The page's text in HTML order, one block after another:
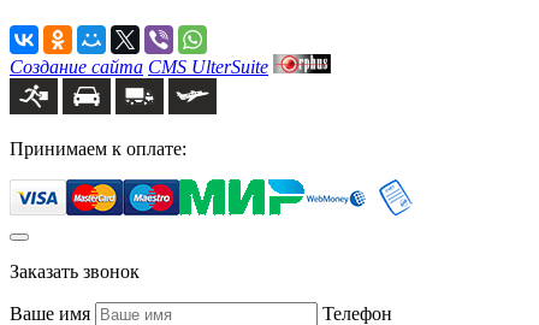
Создание сайта CMS UlterSuite
Принимаем к оплате:
Заказать звонок
Ваше имя Телефон